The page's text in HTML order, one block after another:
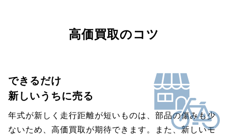
高価買取のコツ
できるだけ
新しいうちに売る
年式が新しく走行距離が短いものは、部品の傷みも少
ないため、高価買取が期待できます。また、新しいモ